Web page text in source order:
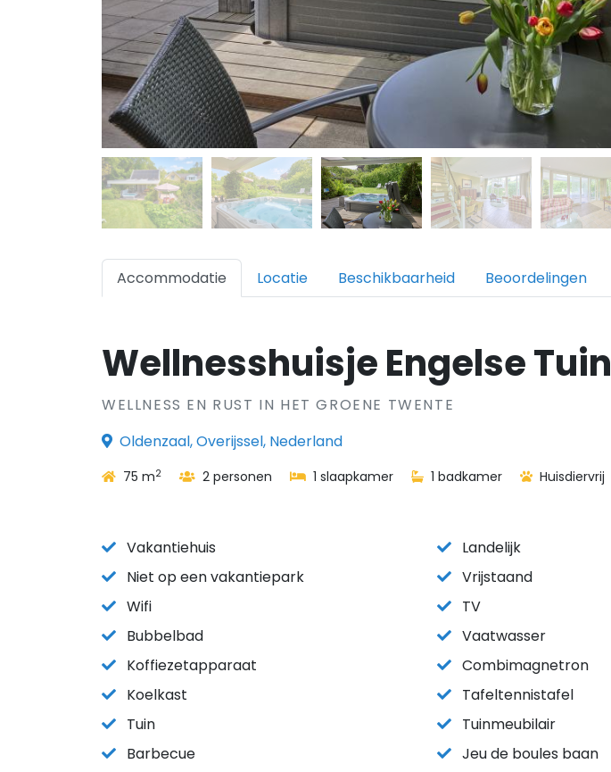
Accommodatie Locatie Beschikbaarheid Beoordelingen
Wellnesshuisje Engelse Tuin
WELLNESS EN RUST IN HET GROENE TWENTE
Oldenzaal, Overijssel, Nederland
75 m2 2 personen 1 slaapkamer 1 badkamer Huisdiervrij
Vakantiehuis
Landelijk
Niet op een vakantiepark
Vrijstaand
Wifi
TV
Bubbelbad
Vaatwasser
Koffiezetapparaat
Combimagnetron
Koelkast
Tafeltennistafel
Tuin
Tuinmeubilair
Barbecue
Jeu de boules baan